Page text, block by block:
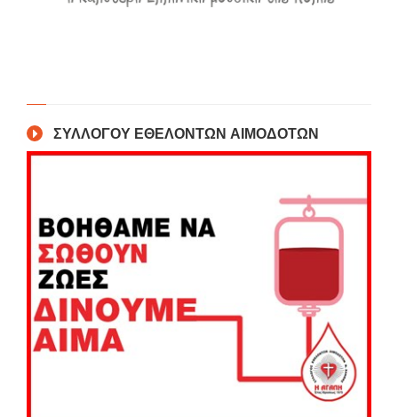
ΣΥΛΛΟΓΟΥ ΕΘΕΛΟΝΤΩΝ ΑΙΜΟΔΟΤΩΝ